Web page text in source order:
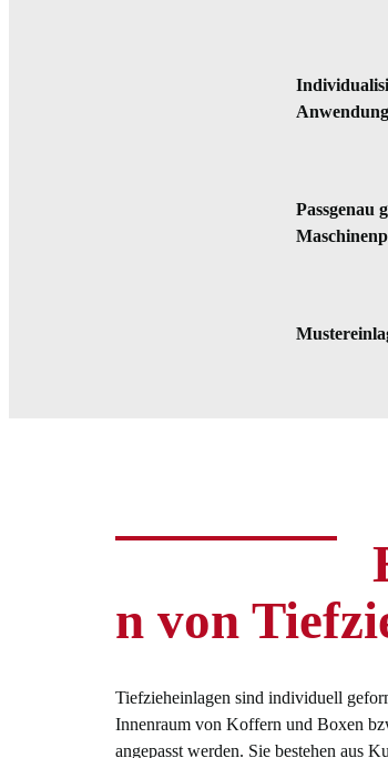
I
Passgenau
M
n von
Tiefzieheinlagen sind individuell
Innenraum von Koffern und Boxen
angepasst werden. Sie bestehen aus